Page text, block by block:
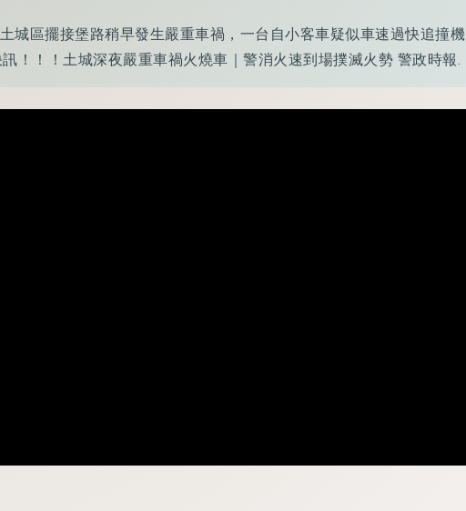
城區擺接堡路稍早發生嚴重車禍，一台自小客車疑似車速過快追撞機
！！！土城深夜嚴重車禍火燒車｜警消火速到場撲滅火勢 警政時報.